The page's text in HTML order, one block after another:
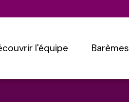
l'équipe barèmes